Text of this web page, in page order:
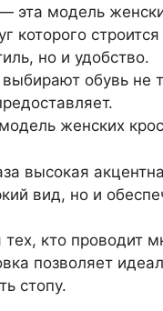
эта модель
которого
но и удобство.
обувь не
женских
высокая
вид, но и
кто проводит
позволяет
стопу.